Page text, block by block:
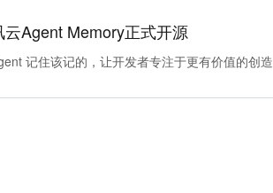
云Agent Memory正式开源
记住该记的，让开发者专注于更有价值的创造